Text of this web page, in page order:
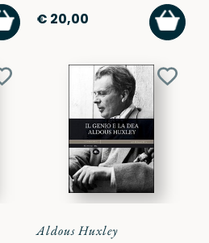
AGGIUNGI
AL
CARRELLO
€ 20,00
AL
Aggiungi
Aldous Huxley